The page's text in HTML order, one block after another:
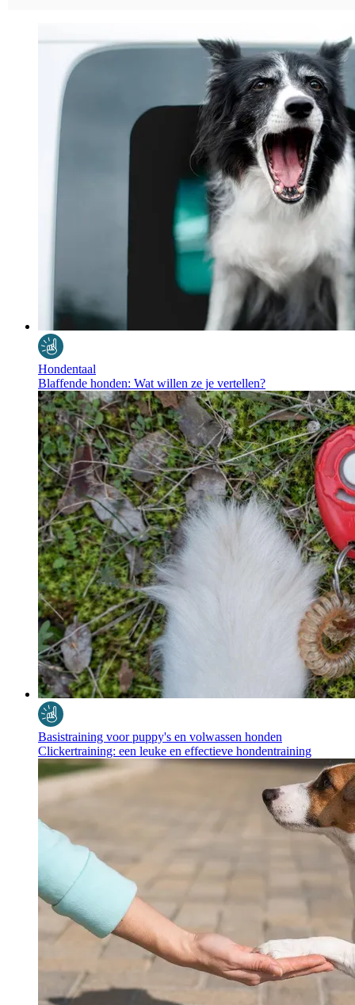
Hondentaal
Blaffende honden: Wat willen ze je vertellen?
Basistraining voor puppy's en volwassen honden
Clickertraining: een leuke en effectieve hondentraining